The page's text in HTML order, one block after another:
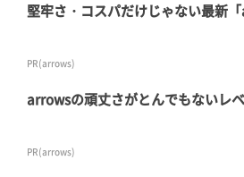
堅牢さ・コスパだけじゃない最新
PR(arrows)
arrowsの頑丈さがとんでもないレ
PR(arrows)